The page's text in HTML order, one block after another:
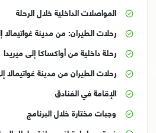
المواصلات الداخلية خلال الرحلة
رحلات الطيران: من مدينة غواتيمالا
رحلة داخلية من أواكساكا إلى ميريدا
رحلات الطيران من مدينة
الإقامة في الفنادق
وجبات مختارة خلال البرنامج